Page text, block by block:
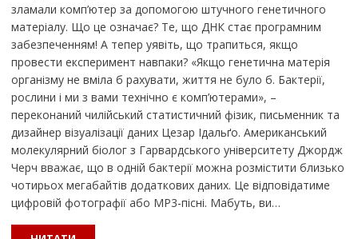
зламали комп’ютер за допомогою штучного генетичного
матеріалу. Що це означає? Те, що ДНК стає програмним
забезпеченням! А тепер уявіть, що трапиться, якщо
провести експеримент навпаки? «Якщо генетична матерія
організму не вміла б рахувати, життя не було б. Бактерії,
рослини і ми з вами технічно є комп’ютерами», –
переконаний чилійський статистичний фізик, письменник та
дизайнер візуалізації даних Цезар Ідальґо. Американський
молекулярний біолог з Гарвардського університету Джордж
Черч вважає, що в одній бактерії можна розмістити близько
чотирьох мегабайтів додаткових даних. Це відповідатиме
цифровій фотографії або MP3-пісні. Мабуть, ви…